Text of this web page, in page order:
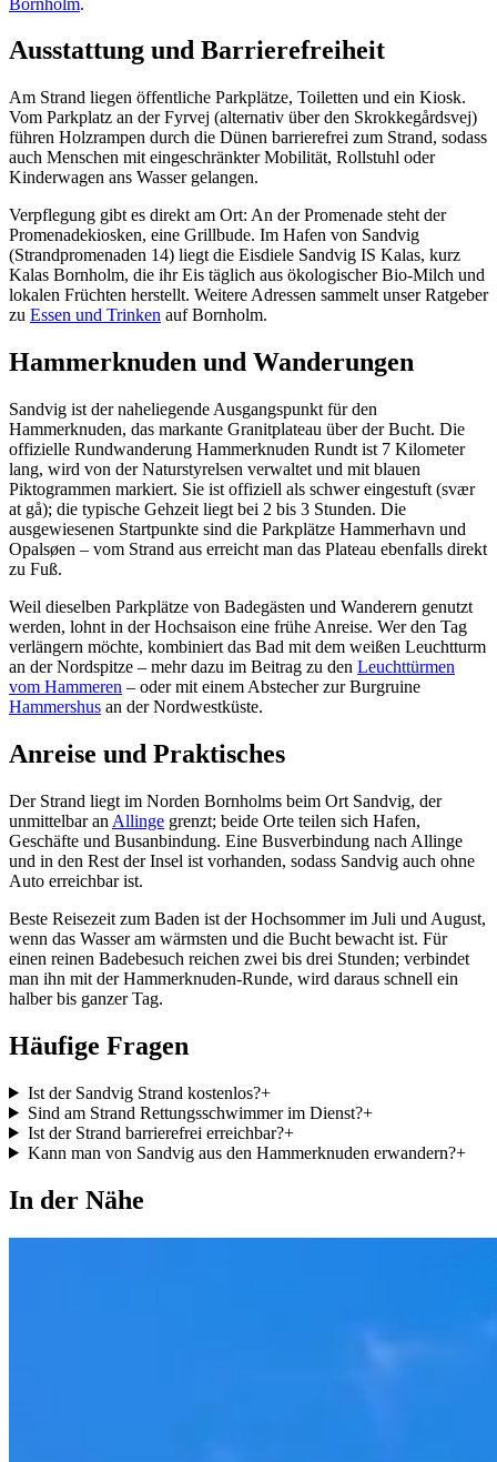
Ausstattung und Barrierefreiheit
Am Strand liegen öffentliche Parkplätze, Toiletten und ein Kiosk.
Vom Parkplatz an der Fyrvej (alternativ über den Skrokkegårdsvej)
führen Holzrampen durch die Dünen barrierefrei zum Strand, sodass
auch Menschen mit eingeschränkter Mobilität, Rollstuhl oder
Kinderwagen ans Wasser gelangen.
Verpflegung gibt es direkt am Ort: An der Promenade steht der
Promenadekiosken, eine Grillbude. Im Hafen von Sandvig
(Strandpromenaden 14) liegt die Eisdiele Sandvig IS Kalas, kurz
Kalas Bornholm, die ihr Eis täglich aus ökologischer Bio-Milch und
lokalen Früchten herstellt. Weitere Adressen sammelt unser Ratgeber
zu Essen und Trinken auf Bornholm.
Hammerknuden und Wanderungen
Sandvig ist der naheliegende Ausgangspunkt für den
Hammerknuden, das markante Granitplateau über der Bucht. Die
offizielle Rundwanderung Hammerknuden Rundt ist 7 Kilometer
lang, wird von der Naturstyrelsen verwaltet und mit blauen
Piktogrammen markiert. Sie ist offiziell als schwer eingestuft (svær
at gå); die typische Gehzeit liegt bei 2 bis 3 Stunden. Die
ausgewiesenen Startpunkte sind die Parkplätze Hammerhavn und
Opalsøen – vom Strand aus erreicht man das Plateau ebenfalls direkt
zu Fuß.
Weil dieselben Parkplätze von Badegästen und Wanderern genutzt
werden, lohnt in der Hochsaison eine frühe Anreise. Wer den Tag
verlängern möchte, kombiniert das Bad mit dem weißen Leuchtturm
an der Nordspitze – mehr dazu im Beitrag zu den Leuchttürmen
vom Hammeren – oder mit einem Abstecher zur Burgruine
Hammershus an der Nordwestküste.
Anreise und Praktisches
Der Strand liegt im Norden Bornholms beim Ort Sandvig, der
unmittelbar an Allinge grenzt; beide Orte teilen sich Hafen,
Geschäfte und Busanbindung. Eine Busverbindung nach Allinge
und in den Rest der Insel ist vorhanden, sodass Sandvig auch ohne
Auto erreichbar ist.
Beste Reisezeit zum Baden ist der Hochsommer im Juli und August,
wenn das Wasser am wärmsten und die Bucht bewacht ist. Für
einen reinen Badebesuch reichen zwei bis drei Stunden; verbindet
man ihn mit der Hammerknuden-Runde, wird daraus schnell ein
halber bis ganzer Tag.
Häufige Fragen
Ist der Sandvig Strand kostenlos?+
Sind am Strand Rettungsschwimmer im Dienst?+
Ist der Strand barrierefrei erreichbar?+
Kann man von Sandvig aus den Hammerknuden erwandern?+
In der Nähe